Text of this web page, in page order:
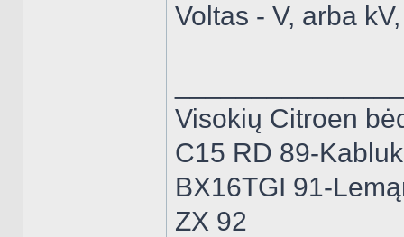
Voltas - V, arba
Visokių Citroen
C15 RD 89-
BX16TGI 91-
ZX 92